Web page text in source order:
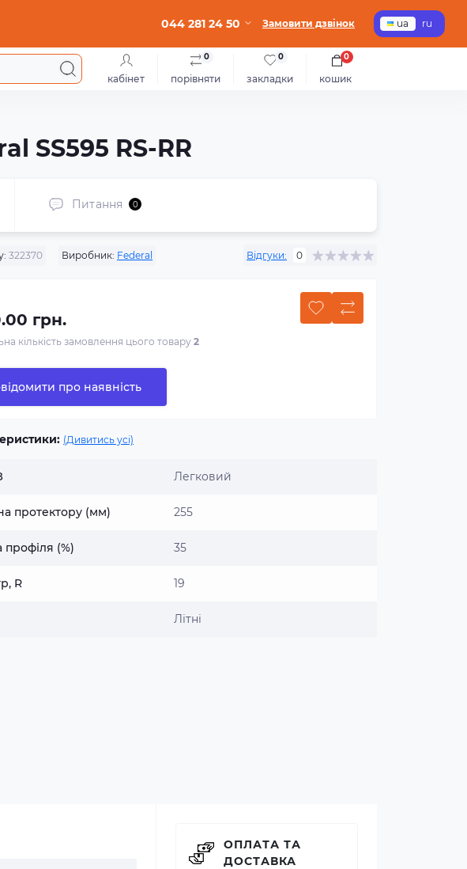
044 281 24 50 Замовити дзвінок ua ru
кабінет порівняти
0
закладки
0
кошик
0
SS595 RS-RR
Питання 0
322370 Виробник: Federal Відгуки: 0
грн.
кількість замовлення цього товару 2
про наявність
(Дивитись усі)
Легковий
протектору (мм) 255
профіля (%) 35
R 19
Літні
ОПЛАТА ТА
ДОСТАВКА